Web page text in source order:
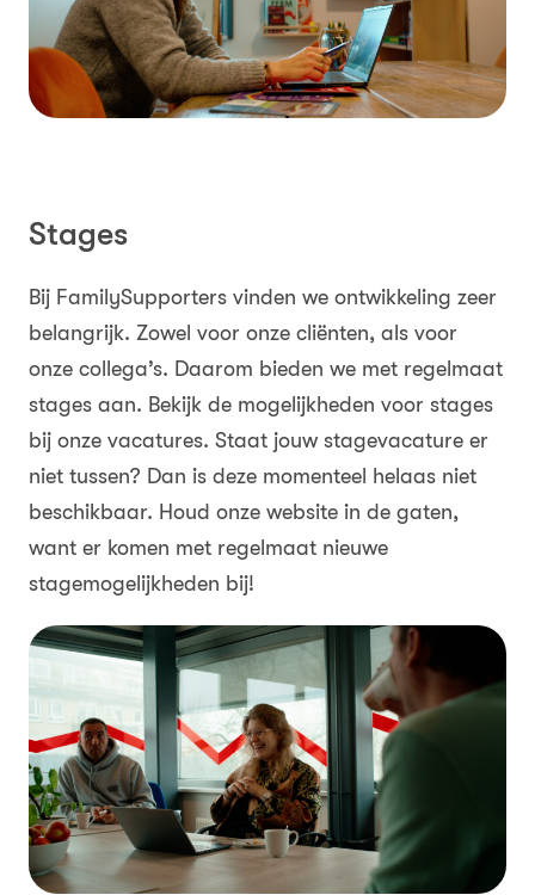
Stages
Bij FamilySupporters vinden we ontwikkeling zeer
belangrijk. Zowel voor onze cliënten, als voor
onze collega’s. Daarom bieden we met regelmaat
stages aan. Bekijk de mogelijkheden voor stages
bij onze vacatures. Staat jouw stagevacature er
niet tussen? Dan is deze momenteel helaas niet
beschikbaar. Houd onze website in de gaten,
want er komen met regelmaat nieuwe
stagemogelijkheden bij!